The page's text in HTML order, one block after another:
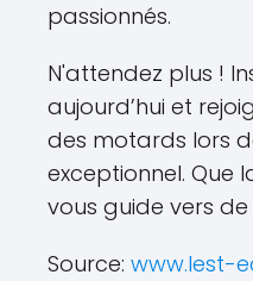
passionnés.
N'attendez plus !
aujourd’hui et
des motards lors
exceptionnel. Que
vous guide vers
Source: www.lest-